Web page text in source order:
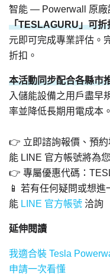
智能 — Powerwall 原廠
「TESLAGURU」可折
元即可完成專業評估。
折扣。
本活動同步配合各縣市
入儲能設備之用戶盡早
率並降低長期用電成本。
👉 立即諮詢報價、預約
能 LINE 官方帳號將為
👉 專屬優惠代碼：
📱 若有任何疑問或想
能 LINE 官方帳號 洽詢
延伸閱讀
我適合裝 Tesla
申請一次看懂